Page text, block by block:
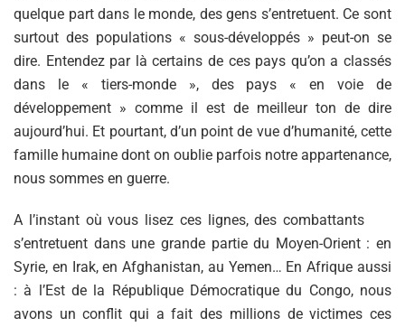
quelque part dans le monde, des gens s’entretuent. Ce sont
surtout des populations « sous-développés » peut-on se
dire. Entendez par là certains de ces pays qu’on a classés
dans le « tiers-monde », des pays « en voie de
développement » comme il est de meilleur ton de dire
aujourd’hui. Et pourtant, d’un point de vue d’humanité, cette
famille humaine dont on oublie parfois notre appartenance,
nous sommes en guerre.
A l’instant où vous lisez ces lignes, des combattants
s’entretuent dans une grande partie du Moyen-Orient : en
Syrie, en Irak, en Afghanistan, au Yemen… En Afrique aussi
: à l’Est de la République Démocratique du Congo, nous
avons un conflit qui a fait des millions de victimes ces